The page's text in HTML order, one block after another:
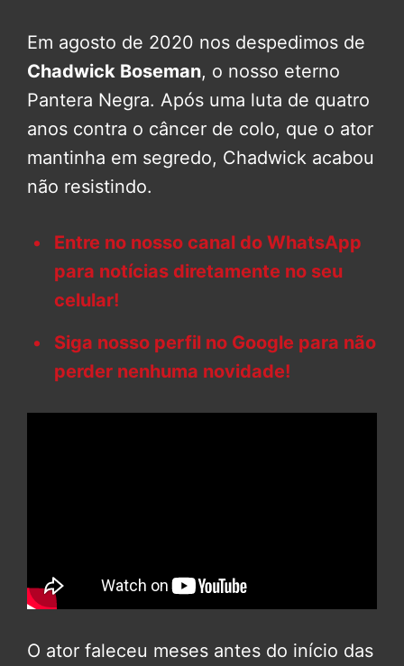
Em agosto de 2020 nos despedimos de
Chadwick Boseman, o nosso eterno
Pantera Negra. Após uma luta de quatro
anos contra o câncer de colo, que o ator
mantinha em segredo, Chadwick acabou
não resistindo.
Entre no nosso canal do WhatsApp
para notícias diretamente no seu
celular!
Siga nosso perfil no Google para não
perder nenhuma novidade!
O ator faleceu meses antes do início das